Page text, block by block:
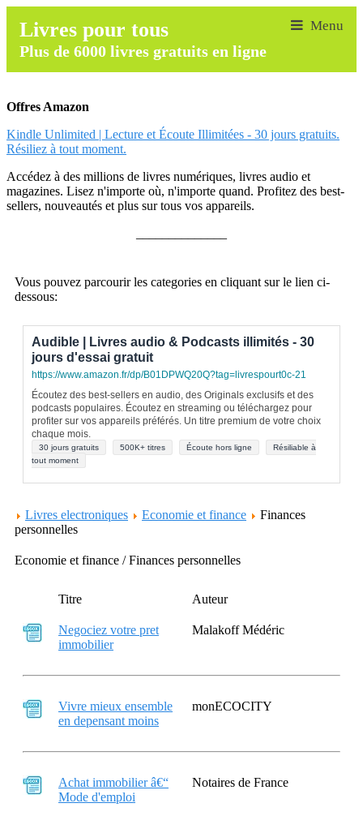
Livres pour tous
Plus de 6000 livres gratuits en ligne
Offres Amazon
Kindle Unlimited | Lecture et Écoute Illimitées - 30 jours gratuits.
Résiliez à tout moment.
Accédez à des millions de livres numériques, livres audio et
magazines. Lisez n'importe où, n'importe quand. Profitez des best-
sellers, nouveautés et plus sur tous vos appareils.
Vous pouvez parcourir les categories en cliquant sur le lien ci-
dessous:
Audible | Livres audio & Podcasts illimités - 30
jours d'essai gratuit
https://www.amazon.fr/dp/B01DPWQ20Q?tag=livrespourt0c-21
Écoutez des best-sellers en audio, des Originals exclusifs et des
podcasts populaires. Écoutez en streaming ou téléchargez pour
profiter sur vos appareils préférés. Un titre premium de votre choix
chaque mois.
30 jours gratuits 500K+ titres Écoute hors ligne
Résiliable à
tout moment
Livres electroniques Economie et finance
Finances
personnelles
Economie et finance / Finances personnelles
Titre Auteur
Negociez votre pret
immobilier
Malakoff Médéric
Vivre mieux ensemble
en depensant moins
monECOCITY
Achat immobilier â€“
Mode d'emploi
Notaires de France